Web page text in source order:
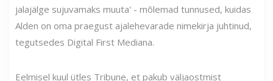
jalajälge sujuvamaks muuta' - mõlemad tunnused, kuidas
Alden on oma praegust ajalehevarade nimekirja juhtinud,
tegutsedes Digital First Mediana.
Eelmisel kuul ütles Tribune, et pakub väljaostmist